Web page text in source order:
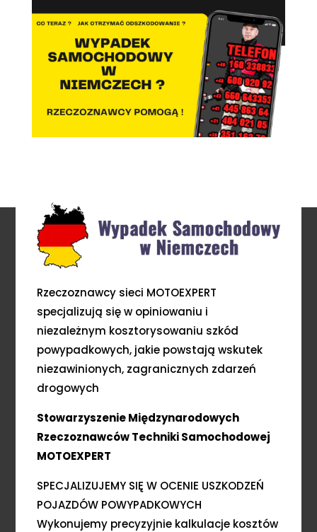
Rzeczoznawcy sieci MOTOEXPERT
specjalizują się w opiniowaniu i
niezależnym kosztorysowaniu szkód
powypadkowych, jakie powstają wskutek
niezawinionych, zagranicznych zdarzeń
drogowych
Stowarzyszenie Międzynarodowych
Rzeczoznawców Techniki Samochodowej
MOTOEXPERT
SPECJALIZUJEMY SIĘ W OCENIE USZKODZEŃ
POJAZDÓW POWYPADKOWYCH
Wykonujemy precyzyjnie kalkulacje kosztów